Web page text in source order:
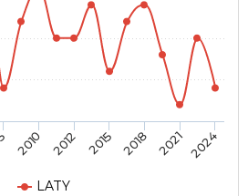
LATY
2010 2012 2015 2018 2021 2024